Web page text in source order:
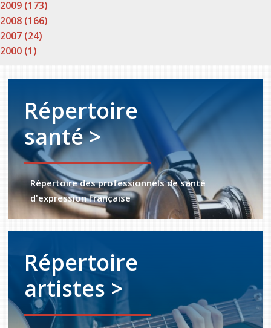
2009 (173)
2008 (166)
2007 (24)
2000 (1)
Répertoire
santé >
Répertoire des professionnels de santé
d'expression française
Répertoire
artistes >